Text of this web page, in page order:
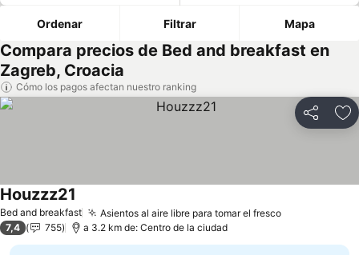
Ordenar Filtrar Mapa
Compara precios de Bed and breakfast en
Zagreb, Croacia
Cómo los pagos afectan nuestro ranking
Compartir
Bed and breakfast Asientos al aire libre para tomar el fresco
Houzzz21
7,4 755 a 3.2 km de: Centro de la ciudad